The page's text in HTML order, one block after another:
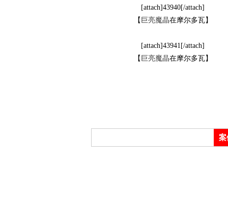
[attach]43940[/attach]
【 巨亮魔晶在摩尔多瓦】
[attach]43941[/attach]
【 巨亮魔晶在摩尔多瓦】
案